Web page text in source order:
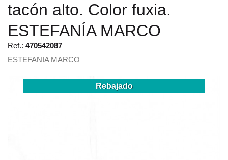
tacón alto. Color fuxia.
ESTEFANÍA MARCO
Ref.: 470542087
ESTEFANIA MARCO
Rebajado